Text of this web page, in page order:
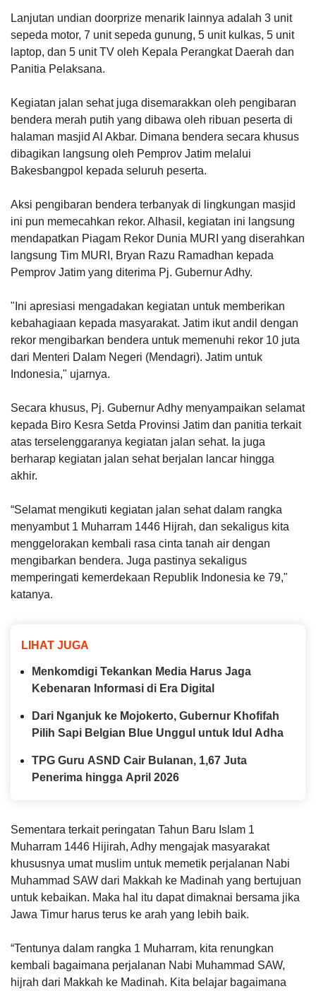
Lanjutan undian doorprize menarik lainnya adalah 3 unit
sepeda motor, 7 unit sepeda gunung, 5 unit kulkas, 5 unit
laptop, dan 5 unit TV oleh Kepala Perangkat Daerah dan
Panitia Pelaksana.
Kegiatan jalan sehat juga disemarakkan oleh pengibaran
bendera merah putih yang dibawa oleh ribuan peserta di
halaman masjid Al Akbar. Dimana bendera secara khusus
dibagikan langsung oleh Pemprov Jatim melalui
Bakesbangpol kepada seluruh peserta.
Aksi pengibaran bendera terbanyak di lingkungan masjid
ini pun memecahkan rekor. Alhasil, kegiatan ini langsung
mendapatkan Piagam Rekor Dunia MURI yang diserahkan
langsung Tim MURI, Bryan Razu Ramadhan kepada
Pemprov Jatim yang diterima Pj. Gubernur Adhy.
"Ini apresiasi mengadakan kegiatan untuk memberikan
kebahagiaan kepada masyarakat. Jatim ikut andil dengan
rekor mengibarkan bendera untuk memenuhi rekor 10 juta
dari Menteri Dalam Negeri (Mendagri). Jatim untuk
Indonesia," ujarnya.
Secara khusus, Pj. Gubernur Adhy menyampaikan selamat
kepada Biro Kesra Setda Provinsi Jatim dan panitia terkait
atas terselenggaranya kegiatan jalan sehat. Ia juga
berharap kegiatan jalan sehat berjalan lancar hingga
akhir.
“Selamat mengikuti kegiatan jalan sehat dalam rangka
menyambut 1 Muharram 1446 Hijrah, dan sekaligus kita
menggelorakan kembali rasa cinta tanah air dengan
mengibarkan bendera. Juga pastinya sekaligus
memperingati kemerdekaan Republik Indonesia ke 79,"
katanya.
LIHAT JUGA
Menkomdigi Tekankan Media Harus Jaga
Kebenaran Informasi di Era Digital
Dari Nganjuk ke Mojokerto, Gubernur Khofifah
Pilih Sapi Belgian Blue Unggul untuk Idul Adha
TPG Guru ASND Cair Bulanan, 1,67 Juta
Penerima hingga April 2026
Sementara terkait peringatan Tahun Baru Islam 1
Muharram 1446 Hijirah, Adhy mengajak masyarakat
khususnya umat muslim untuk memetik perjalanan Nabi
Muhammad SAW dari Makkah ke Madinah yang bertujuan
untuk kebaikan. Maka hal itu dapat dimaknai bersama jika
Jawa Timur harus terus ke arah yang lebih baik.
“Tentunya dalam rangka 1 Muharram, kita renungkan
kembali bagaimana perjalanan Nabi Muhammad SAW,
hijrah dari Makkah ke Madinah. Kita belajar bagaimana